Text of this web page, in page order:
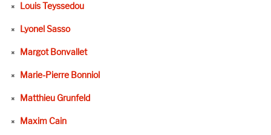
Louis Teyssedou
Lyonel Sasso
Margot Bonvallet
Marie-Pierre Bonniol
Matthieu Grunfeld
Maxim Cain